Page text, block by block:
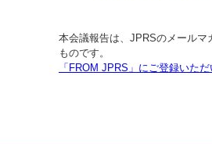
本会議報告は、JPRSのメール
ものです。
「FROM JPRS」にご登録いた